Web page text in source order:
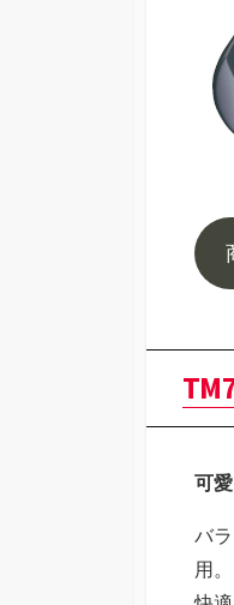
可
バ
用。